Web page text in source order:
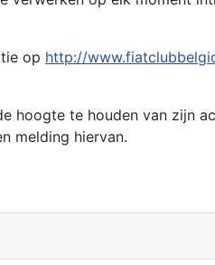
op http://
hoogte te houden van zijn
melding hiervan.